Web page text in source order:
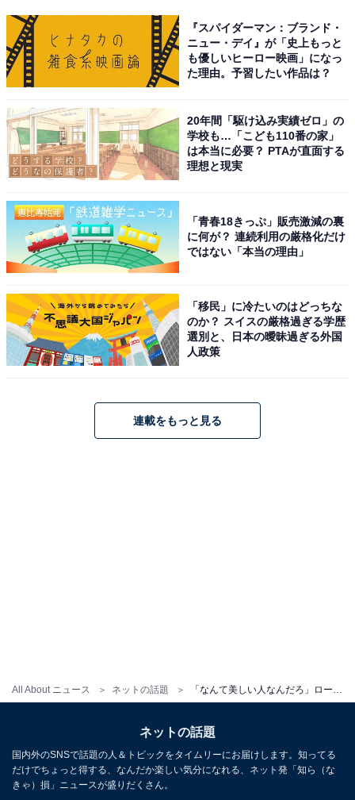
All About ニュース ネットの話題
『スパイダーマン：ブランド・
ニュー・デイ』が「史上もっと
も優しいヒーロー映画」になっ
た理由。予習したい作品は？
20年間「駆け込み実績ゼロ」の
学校も…「こども110番の家」
は本当に必要？ PTAが直面する
理想と現実
「青春18きっぷ」販売激減の裏
に何が？ 連続利用の厳格化だけ
ではない「本当の理由」
「移民」に冷たいのはどっちな
のか？ スイスの厳格過ぎる学歴
選別と、日本の曖昧過ぎる外国
人政策
連載をもっと見る
ネットの話題
国内外のSNSで話題の人＆トピックをタイムリーにお届けします。知ってる
だけでちょっと得する、なんだか楽しい気分になれる、ネット発「知ら（な
きゃ）損」ニュースが盛りだくさん。